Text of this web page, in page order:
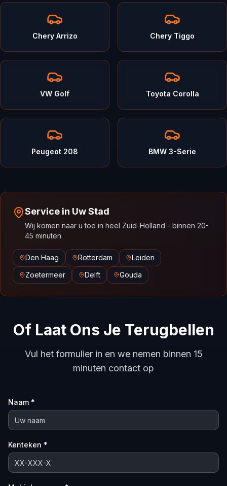
Chery Arrizo Chery Tiggo
VW Golf Toyota Corolla
Peugeot 208 BMW 3-Serie
Service in Uw Stad
Wij komen naar u toe in heel Zuid-Holland - binnen 20-
45 minuten
Den Haag Rotterdam
Leiden
Zoetermeer
Delft Gouda
Of Laat Ons Je Terugbellen
Vul het formulier in en we nemen binnen 15
minuten contact op
Naam *
Kenteken *